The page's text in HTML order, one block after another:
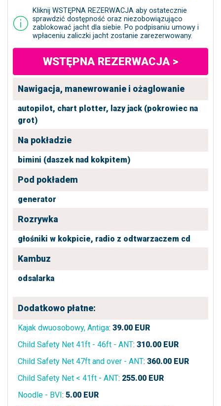
Kliknij WSTĘPNA REZERWACJA aby ostatecznie
sprawdzić dostępność oraz niezobowiązująco
zablokować jacht dla siebie. Po podpisaniu umowy i
wpłaceniu zaliczki jacht zostanie zarezerwowany.
WSTĘPNA REZERWACJA >
Nawigacja, manewrowanie i ożaglowanie
autopilot, chart plotter, lazy jack (pokrowiec na
grot)
Na pokładzie
bimini (daszek nad kokpitem)
Pod pokładem
generator
Rozrywka
głośniki w kokpicie, radio z odtwarzaczem cd
Kambuz
odsalarka
Dodatkowo płatne:
Kajak dwuosobowy, Antiga: 39.00 EUR
Child Safety Net 41ft - 46ft - ANT: 310.00 EUR
Child Safety Net 47ft and over - ANT: 360.00 EUR
Child Safety Net < 41ft - ANT: 255.00 EUR
Noodle - BVI: 5.00 EUR